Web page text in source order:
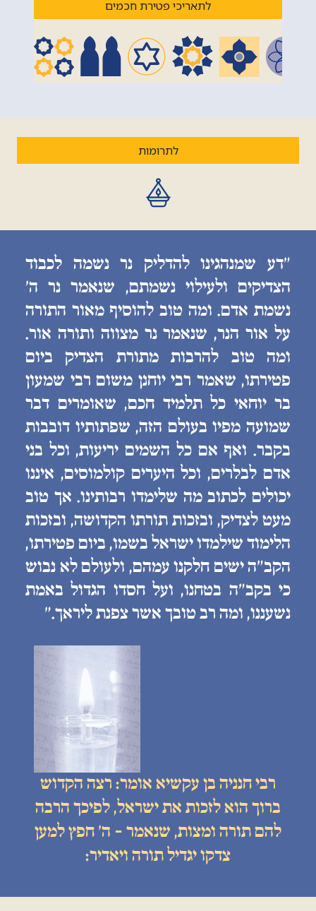
לתאריכי פטירת חכמים
לתרומות
״דע שמנהגינו להדליק נר נשמה לכבוד
הצדיקים ולעילוי נשמתם, שנאמר נר ה׳
נשמת אדם. ומה טוב להוסיף מאור התורה
על אור הנר, שנאמר נר מצווה ותורה אור.
ומה טוב להרבות מתורת הצדיק ביום
פטירתו, שאמר רבי יוחנן משום רבי שמעון
בר יוחאי כל תלמיד חכם, שאומרים דבר
שמועה מפיו בעולם הזה, שפתותיו דובבות
בקבר. ואף אם כל השמים יריעות, וכל בני
אדם לבלרים, וכל היערים קולמוסים, איננו
יכולים לכתוב מה שלימדו רבותינו. אך טוב
מעט לצדיק, ובזכות תורתו הקדושה, ובזכות
הלימוד שילמדו ישראל בשמו, ביום פטירתו,
הקב״ה ישים חלקנו עמהם, ולעולם לא נבוש
כי בקב״ה בטחנו, ועל חסדו הגדול באמת
נשעננו, ומה רב טובך אשר צפנת ליראך.״
רבי חנניה בן עקשיא אומר: רצה הקדוש
ברוך הוא לזכות את ישראל, לפיכך הרבה
להם תורה ומצות, שנאמר - ה׳ חפץ למען
צדקו יגדיל תורה ויאדיר: